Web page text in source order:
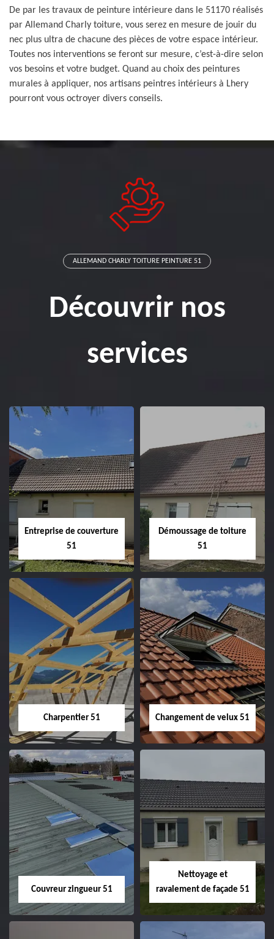
De par les travaux de peinture intérieure dans le 51170 réalisés
par Allemand Charly toiture, vous serez en mesure de jouir du
nec plus ultra de chacune des pièces de votre espace intérieur.
Toutes nos interventions se feront sur mesure, c’est-à-dire selon
vos besoins et votre budget. Quand au choix des peintures
murales à appliquer, nos artisans peintres intérieurs à Lhery
pourront vous octroyer divers conseils.
ALLEMAND CHARLY TOITURE PEINTURE 51
Découvrir nos
services
Entreprise de couverture
51
Entreprise de
couverture 51
Démoussage de toiture
51
Démoussage de
toiture 51
Charpentier 51
Charpentier 51
Changement de velux 51
Changement de
velux 51
Couvreur zingueur 51
Nettoyage et
ravalement de façade 51